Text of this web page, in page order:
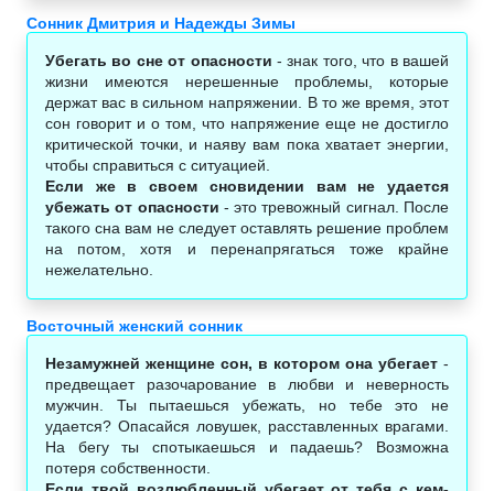
Сонник Дмитрия и Надежды Зимы
Убегать во сне от опасности - знак того, что в вашей
жизни имеются нерешенные проблемы, которые
держат вас в сильном напряжении. В то же время, этот
сон говорит и о том, что напряжение еще не достигло
критической точки, и наяву вам пока хватает энергии,
чтобы справиться с ситуацией.
Если же в своем сновидении вам не удается
убежать от опасности - это тревожный сигнал. После
такого сна вам не следует оставлять решение проблем
на потом, хотя и перенапрягаться тоже крайне
нежелательно.
Восточный женский сонник
Незамужней женщине сон, в котором она убегает -
предвещает разочарование в любви и неверность
мужчин. Ты пытаешься убежать, но тебе это не
удается? Опасайся ловушек, расставленных врагами.
На бегу ты спотыкаешься и падаешь? Возможна
потеря собственности.